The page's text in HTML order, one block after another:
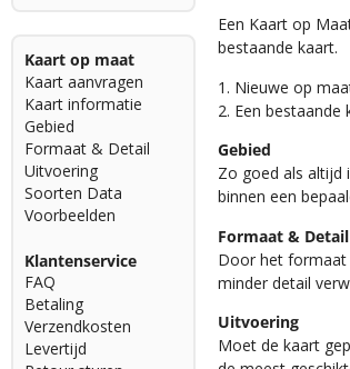
Kaart op maat
Kaart aanvragen
Kaart informatie
Gebied
Formaat & Detail
Uitvoering
Soorten Data
Voorbeelden
Klantenservice
FAQ
Betaling
Verzendkosten
Levertijd
Een Kaart op
bestaande kaart.
1. Nieuwe op
2. Een bestaande
Gebied
Zo goed als altijd
binnen een
Formaat & Detail
Door het formaat
minder detail
Uitvoering
Moet de kaart